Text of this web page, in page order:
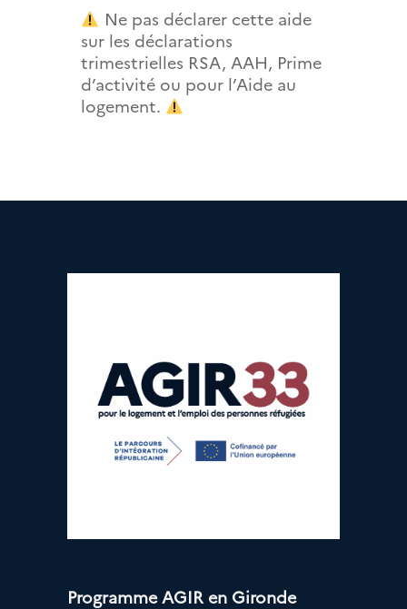
Ne pas déclarer cette aide
sur les déclarations
trimestrielles RSA, AAH, Prime
d’activité ou pour l’Aide au
logement.
Programme AGIR en Gironde